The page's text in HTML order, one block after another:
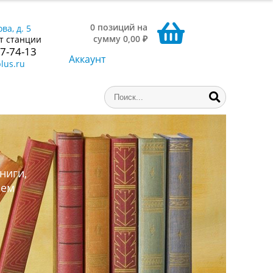
д. 5
станции
74-13
0 позиций на
сумму 0,00 ₽
Аккаунт